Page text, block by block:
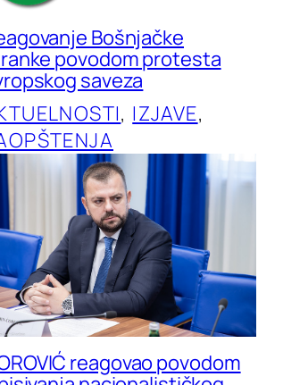
Bošnjačke
povodom protesta
saveza
, IZJAVE
reagovao povodom